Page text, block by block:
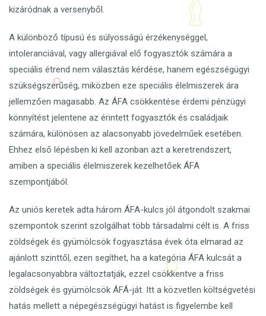
kizáródnak a versenyből.
A különböző típusú és súlyosságú érzékenységgel,
intoleranciával, vagy allergiával elő fogyasztók számára a
speciális étrend nem választás kérdése, hanem egészségügyi
szükségszerűség, miközben eze speciális élelmiszerek ára
jellemzően magasabb. Az ÁFA csökkentése érdemi pénzügyi
könnyítést jelentene az érintett fogyasztók és családjaik
számára, különösen az alacsonyabb jövedelműek esetében.
Ehhez első lépésben ki kell azonban azt a keretrendszert,
amiben a speciális élelmiszerek kezelhetőek ÁFA
szempontjából.
Az uniós keretek adta három ÁFA-kulcs jól átgondolt szakmai
szempontok szerint szolgálhat több társadalmi célt is. A friss
zöldségek és gyümölcsök fogyasztása évek óta elmarad az
ajánlott szinttől, ezen segíthet, ha a kategória ÁFA kulcsát a
legalacsonyabbra változtatják, ezzel csökkentve a friss
zöldségek és gyümölcsök ÁFÁ-ját. Itt a közvetlen költségvetési
hatás mellett a népegészségügyi hatást is figyelembe kell